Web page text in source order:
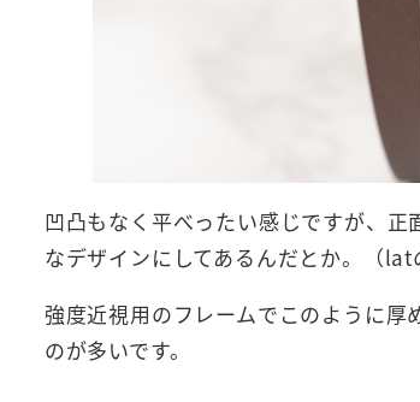
凹凸もなく平べったい感じですが、
なデザインにしてあるんだとか。（lat
強度近視用のフレームでこのように
のが多いです。